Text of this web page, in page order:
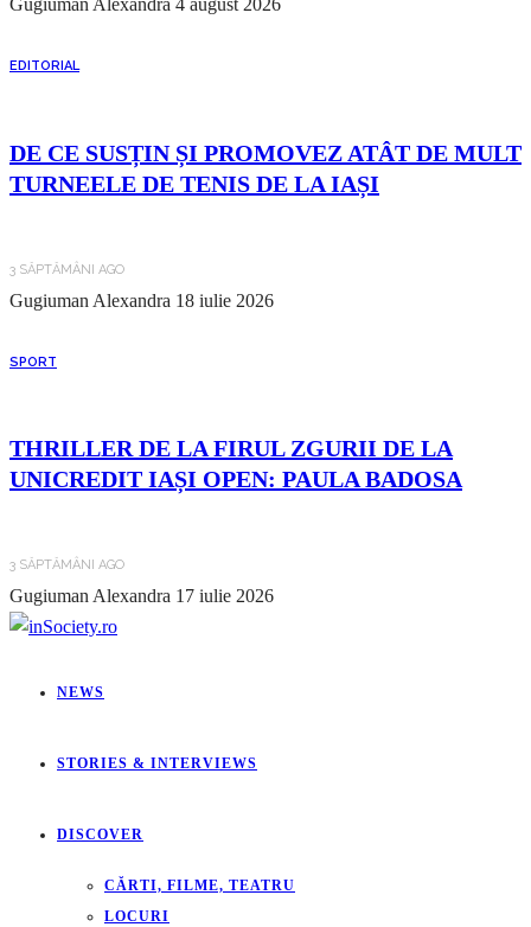
Gugiuman Alexandra 4 august 2026
EDITORIAL
DE CE SUSȚIN ȘI PROMOVEZ ATÂT DE MULT
TURNEELE DE TENIS DE LA IAȘI
3 SĂPTĂMÂNI AGO
Gugiuman Alexandra 18 iulie 2026
SPORT
THRILLER DE LA FIRUL ZGURII DE LA
UNICREDIT IAȘI OPEN: PAULA BADOSA
3 SĂPTĂMÂNI AGO
Gugiuman Alexandra 17 iulie 2026
NEWS
STORIES & INTERVIEWS
DISCOVER
CĂRTI, FILME, TEATRU
LOCURI